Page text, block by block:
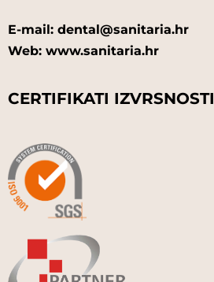
E-mail: dental@sanitaria.hr
Web: www.sanitaria.hr
CERTIFIKATI IZVRSNOSTI